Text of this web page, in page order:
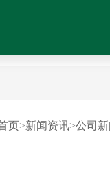
页>新闻资讯>公司新